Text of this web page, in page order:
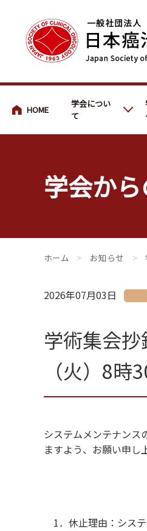
会員・医療関係
学会につい
て
学会か
会員・医療関係の
> お知らせ >
2026年07月03日
学術集会
（火）8時
システムメンテナンス
ますよう、お願い申し
1．休止理由：シス